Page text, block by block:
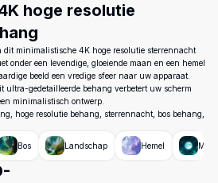
hoge resolutie
dit minimalistische 4K hoge resolutie sterrennacht
onder een levendige, gloeiende maan en een hemel
beeld een vredige sfeer naar uw apparaat.
ultra-gedetailleerde behang verbetert uw scherm
minimalistisch ontwerp.
hoge resolutie behang, sterrennacht, bos behang,
Bos Landschap Hemel